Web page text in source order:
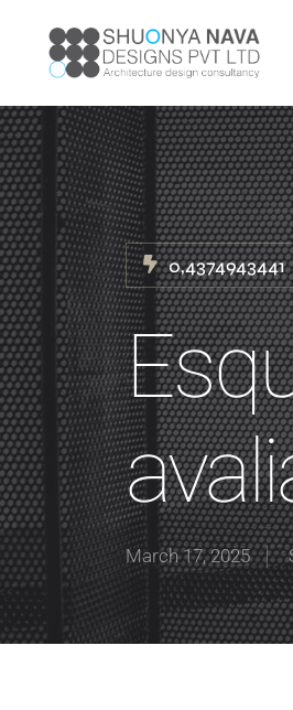
0,4374943441
March 17, 2025